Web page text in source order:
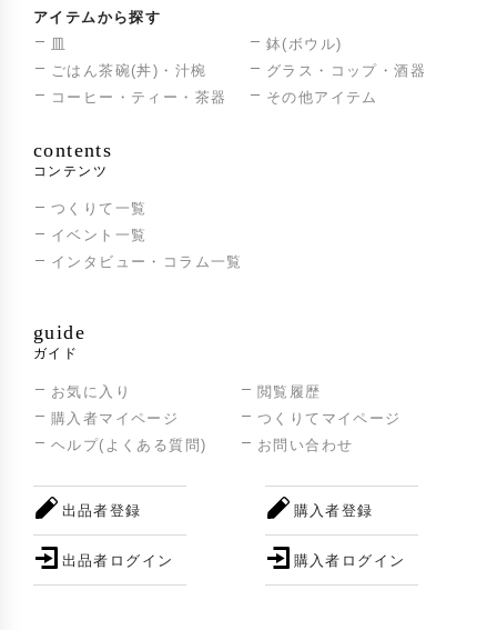
2024年
中日陶磁器文化交流活動(中国)に招待作家とし
受賞歴
アイテムから探す
皿
鉢(ボウル)
ごはん茶碗(丼)・汁椀
グラス・コップ・酒器
コーヒー・ティー・茶器
その他アイテム
contents
コンテンツ
つくりて一覧
イベント一覧
インタビュー・コラム一覧
guide
ガイド
お気に入り
閲覧履歴
購入者マイページ
つくりてマイページ
ヘルプ(よくある質問)
お問い合わせ
出品者登録
出品者ログイン
購入者登録
購入者ログイン